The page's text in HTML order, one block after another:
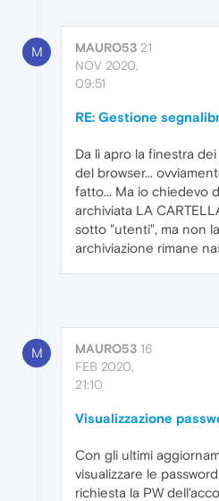
M MAURO53 21
NOV 2020,
09:51
RE: Gestione
Da lì apro la finestra
del browser...
fatto... Ma io chiedevo
archiviata LA
sotto "utenti", ma non
archiviazione rimane
M MAURO53 16
FEB 2020,
21:10
Visualizzazione
Con gli ultimi
visualizzare le
richiesta la PW